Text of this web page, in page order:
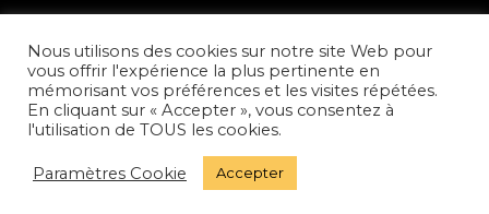
© Mahuna Poésie
Mentions Légales –Politique de Confidentialité –
Nous utilisons des cookies sur notre site Web pour
vous offrir l'expérience la plus pertinente en
mémorisant vos préférences et les visites répétées.
En cliquant sur « Accepter », vous consentez à
l'utilisation de TOUS les cookies.
Paramètres Cookie Accepter